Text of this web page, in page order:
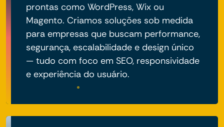
prontas como WordPress, Wix ou
Magento. Criamos soluções sob medida
para empresas que buscam performance,
segurança, escalabilidade e design único
— tudo com foco em SEO, responsividade
e experiência do usuário.